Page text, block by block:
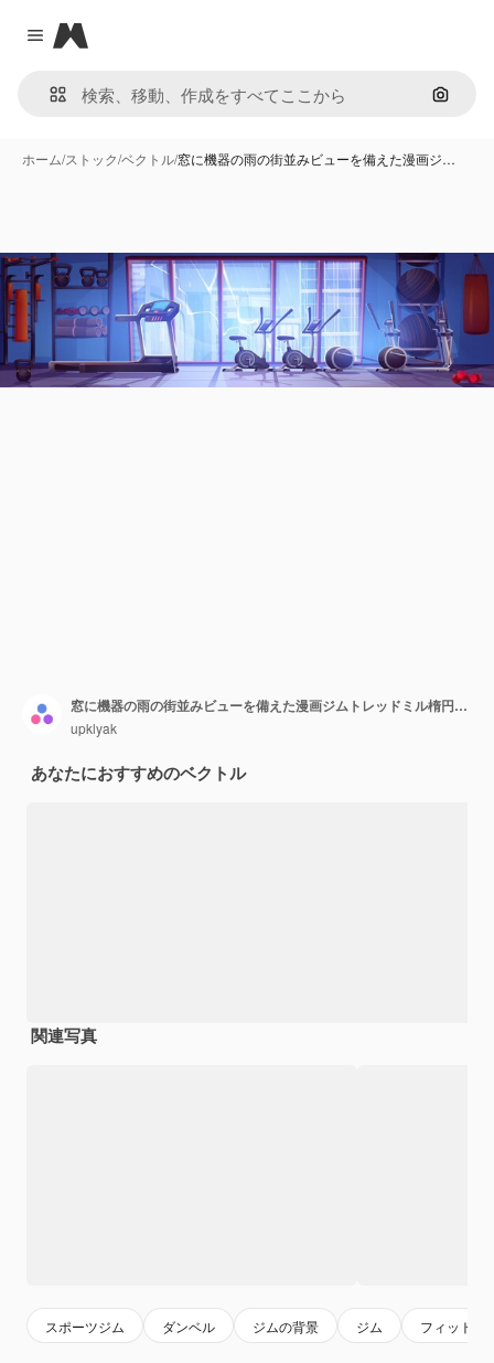
Close menu
Magnific
画像で
ホーム/ストック/ベクトル/窓に機器の雨の街並みビューを備えた漫画ジ…
窓に機器の雨の街並みビューを備えた漫画ジムトレッドミル楕円サイクリングマシンダンベルフィットボールトレーニングバッグを備えたフィットネスセンターのベクトルイラストトレーニングスポーツ活動
upklyak
あなたにおすすめのベクトル
関連写真
スポーツジム ダンベル ジムの背景 ジム フィットネ